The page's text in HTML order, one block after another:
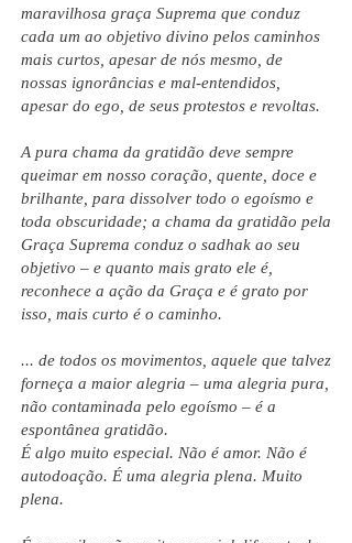
maravilhosa graça Suprema que conduz
cada um ao objetivo divino pelos caminhos
mais curtos, apesar de nós mesmo, de
nossas ignorâncias e mal-entendidos,
apesar do ego, de seus protestos e revoltas.
A pura chama da gratidão deve sempre
queimar em nosso coração, quente, doce e
brilhante, para dissolver todo o egoísmo e
toda obscuridade; a chama da gratidão pela
Graça Suprema conduz o sadhak ao seu
objetivo – e quanto mais grato ele é,
reconhece a ação da Graça e é grato por
isso, mais curto é o caminho.
... de todos os movimentos, aquele que talvez
forneça a maior alegria – uma alegria pura,
não contaminada pelo egoísmo – é a
espontânea gratidão.
É algo muito especial. Não é amor. Não é
autodoação. É uma alegria plena. Muito
plena.